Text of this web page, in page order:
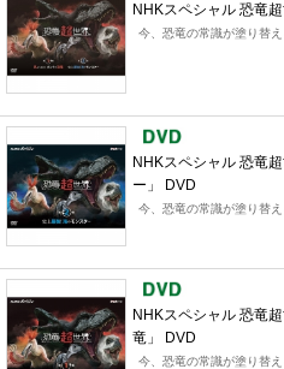
NHKスペシャル 恐竜
今、恐竜の常識が塗り替え
NHKスペシャル 恐竜
ー」 DVD
今、恐竜の常識が塗り替え
NHKスペシャル 恐竜
竜」 DVD
今、恐竜の常識が塗り替え